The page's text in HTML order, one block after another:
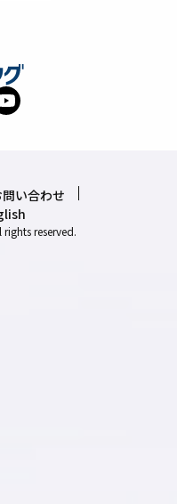
い合わせ
reserved.